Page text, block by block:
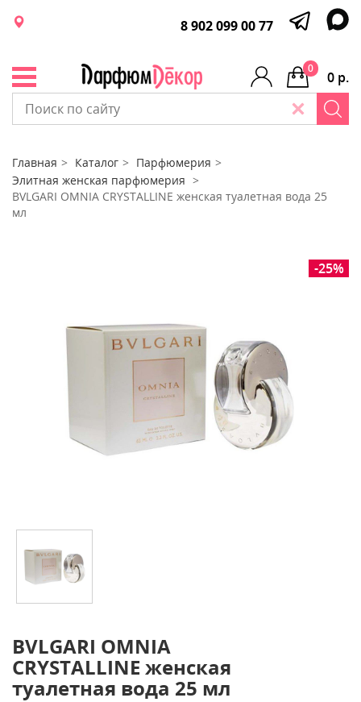
8 902 099 00 77
0 р.
0
Главная Каталог
Парфюмерия
Элитная женская парфюмерия
BVLGARI OMNIA CRYSTALLINE женская туалетная вода 25
мл
-25%
BVLGARI OMNIA
CRYSTALLINE женская
туалетная вода 25 мл